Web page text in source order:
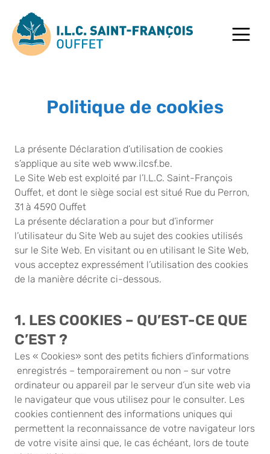
Passer au contenu
Politique de cookies
La présente Déclaration d’utilisation de cookies
s’applique au site web www.ilcsf.be.
Le Site Web est exploité par l’I.L.C. Saint-François
Ouffet, et dont le siège social est situé Rue du Perron,
31 à 4590 Ouffet
La présente déclaration a pour but d’informer
l’utilisateur du Site Web au sujet des cookies utilisés
sur le Site Web. En visitant ou en utilisant le Site Web,
vous acceptez expressément l’utilisation des cookies
de la manière décrite ci-dessous.
1. LES COOKIES – QU’EST-CE QUE
C’EST ?
Les « Cookies» sont des petits fichiers d’informations
enregistrés – temporairement ou non – sur votre
ordinateur ou appareil par le serveur d’un site web via
le navigateur que vous utilisez pour le consulter. Les
cookies contiennent des informations uniques qui
permettent la reconnaissance de votre navigateur lors
de votre visite ainsi que, le cas échéant, lors de toute